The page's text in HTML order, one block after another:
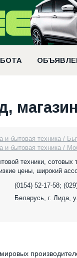
и бытовая техника /
и бытовая техника /
техники,
цены, широкий
(0154) 52-17-58;
Беларусь, г. Лида,